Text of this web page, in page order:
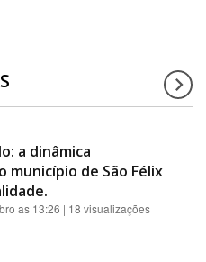
a dinâmica
município de São Félix
as 13:26 | 18 visualizações